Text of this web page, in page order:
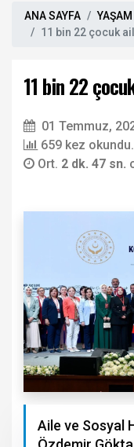
ANA SAYFA
YAŞAM
11 bin 22 çocuk
11 bin 22
01 Temmuz,
659 kez okundu.
Ort. 2 dk. 47 sn.
Aile ve Sosyal